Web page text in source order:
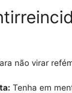
não virar
Tenha em